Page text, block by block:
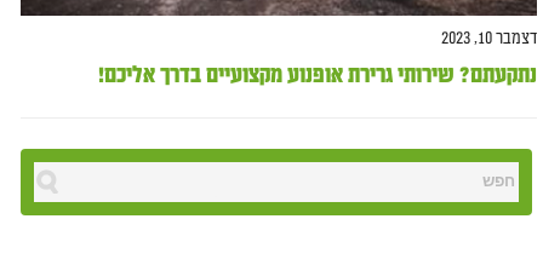
דצמבר 10, 2023
נתקעתם? שירותי גרירת אופנוע מקצועיים בדרך אליכם!